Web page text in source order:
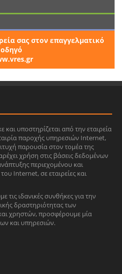
σας στον επαγγελματικό
οδηγό
υποστηρίζεται από την εταιρεία
παροχής υπηρεσιών Internet,
παρουσία στον τομέα της
χρήση στις βάσεις δεδομένων
περιεχομένου και
Internet, σε εταιρείες και
ιδανικές συνθήκες για την
δραστηριότητας των
χρηστών, προσφέρουμε μία
και υπηρεσιών.